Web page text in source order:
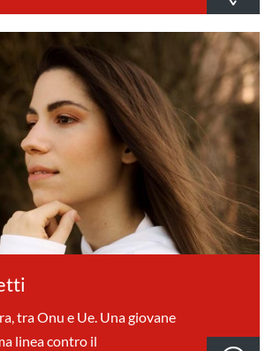
tra Onu e Ue. Una giovane
linea contro il